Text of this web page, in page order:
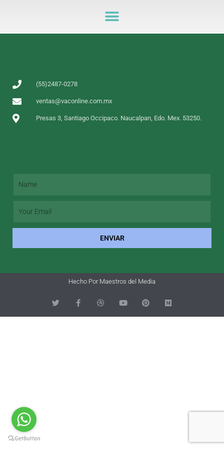
(55)2487-0278
ventas@vaconline.com.mx
Presas 3, Santiago Occipaco. Naucalpan, Edo. Mex. 53250.
ENVIAR
Hecho Por Maestros del Media